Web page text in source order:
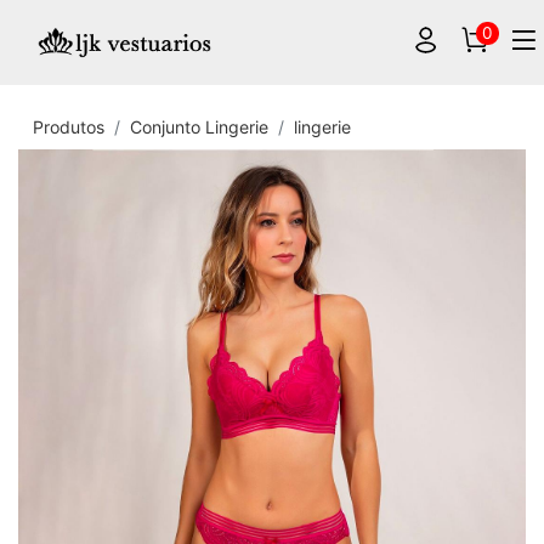
0
Produtos Conjunto Lingerie lingerie